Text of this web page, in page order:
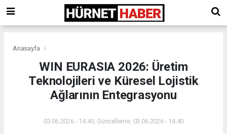
Anasayfa
WIN EURASIA 2026: Üretim
Teknolojileri ve Küresel Lojistik
Ağlarının Entegrasyonu
03.06.2026 - 14:40, Güncelleme: 03.06.2026 - 14:40